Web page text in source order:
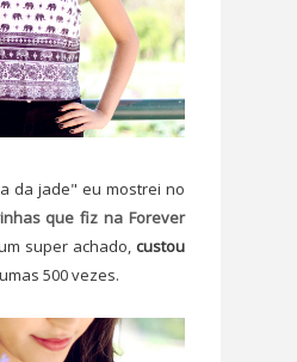
da jade" eu mostrei no
que fiz na Forever
super achado,custou
500 vezes.